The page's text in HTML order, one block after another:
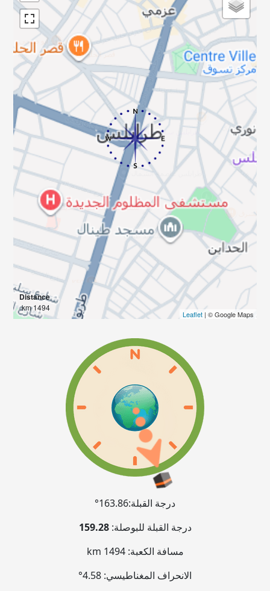
Distance
1494 km
Leaflet| © Google Maps
درجة القبلة:163.86°
درجة القبلة للبوصلة:159.28
مسافة الكعبة:1494 km
الانحراف المغناطيسي: 4.58°